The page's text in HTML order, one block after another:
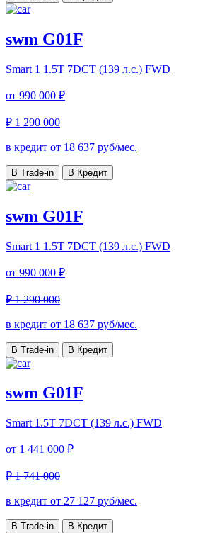
swm G01F
Smart 1 1.5T 7DCT (139 л.с.) FWD
от 990 000 ₽
₽ 1 290 000
в кредит от 18 637 руб/мес.
В Trade-in В Кредит
swm G01F
Smart 1 1.5T 7DCT (139 л.с.) FWD
от 990 000 ₽
₽ 1 290 000
в кредит от 18 637 руб/мес.
В Trade-in В Кредит
swm G01F
Smart 1.5T 7DCT (139 л.с.) FWD
от 1 441 000 ₽
₽ 1 741 000
в кредит от 27 127 руб/мес.
В Trade-in В Кредит